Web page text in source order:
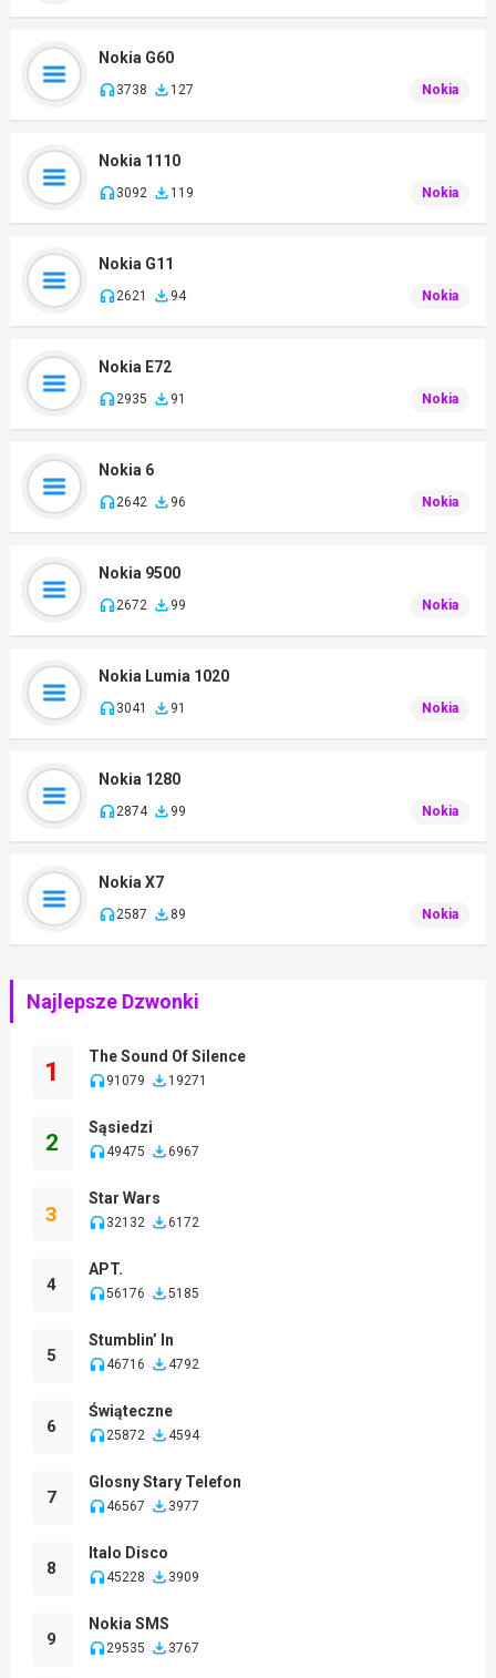
Nokia G60
3738 127 Nokia
Nokia 1110
3092 119 Nokia
Nokia G11
2621 94 Nokia
Nokia E72
2935 91 Nokia
Nokia 6
2642 96 Nokia
Nokia 9500
2672 99 Nokia
Nokia Lumia 1020
3041 91 Nokia
Nokia 1280
2874 99 Nokia
Nokia X7
2587 89 Nokia
Najlepsze Dzwonki
1
The Sound Of Silence
91079 19271
2
Sąsiedzi
49475 6967
3
Star Wars
32132 6172
4
APT.
56176 5185
5
Stumblin’ In
46716 4792
6
Świąteczne
25872 4594
7
Glosny Stary Telefon
46567 3977
8
Italo Disco
45228 3909
9
Nokia SMS
29535 3767